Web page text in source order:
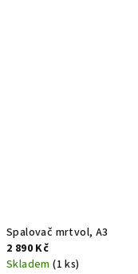
Spalovač mrtvol, A3
2 890 Kč
Skladem(1 ks)